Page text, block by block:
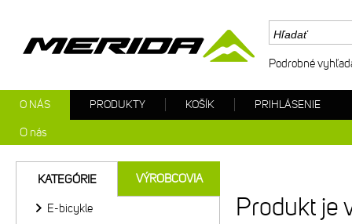
Produkt je
KATEGÓRIE VÝROBCOVIA
E-bicykle
Podrobné
O NÁS
O nás
PRODUKTY KOŠÍK PRIHLÁSENIE